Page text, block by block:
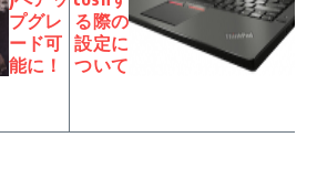
プグレ
ード可
能に！
る際の
設定に
ついて